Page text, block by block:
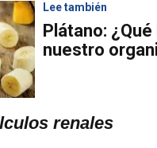
Lee también
Plátano:
nuestro
renales